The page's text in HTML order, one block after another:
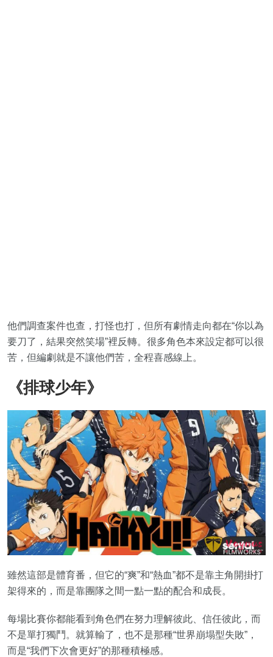
他們調查案件也查，打怪也打，但所有劇情走向都在“你以為
要刀了，結果突然笑場”裡反轉。很多角色本來設定都可以很
苦，但編劇就是不讓他們苦，全程喜感線上。
《排球少年》
雖然這部是體育番，但它的“爽”和“熱血”都不是靠主角開掛打
架得來的，而是靠團隊之間一點一點的配合和成長。
每場比賽你都能看到角色們在努力理解彼此、信任彼此，而
不是單打獨鬥。就算輸了，也不是那種“世界崩塌型失敗”，
而是“我們下次會更好”的那種積極感。